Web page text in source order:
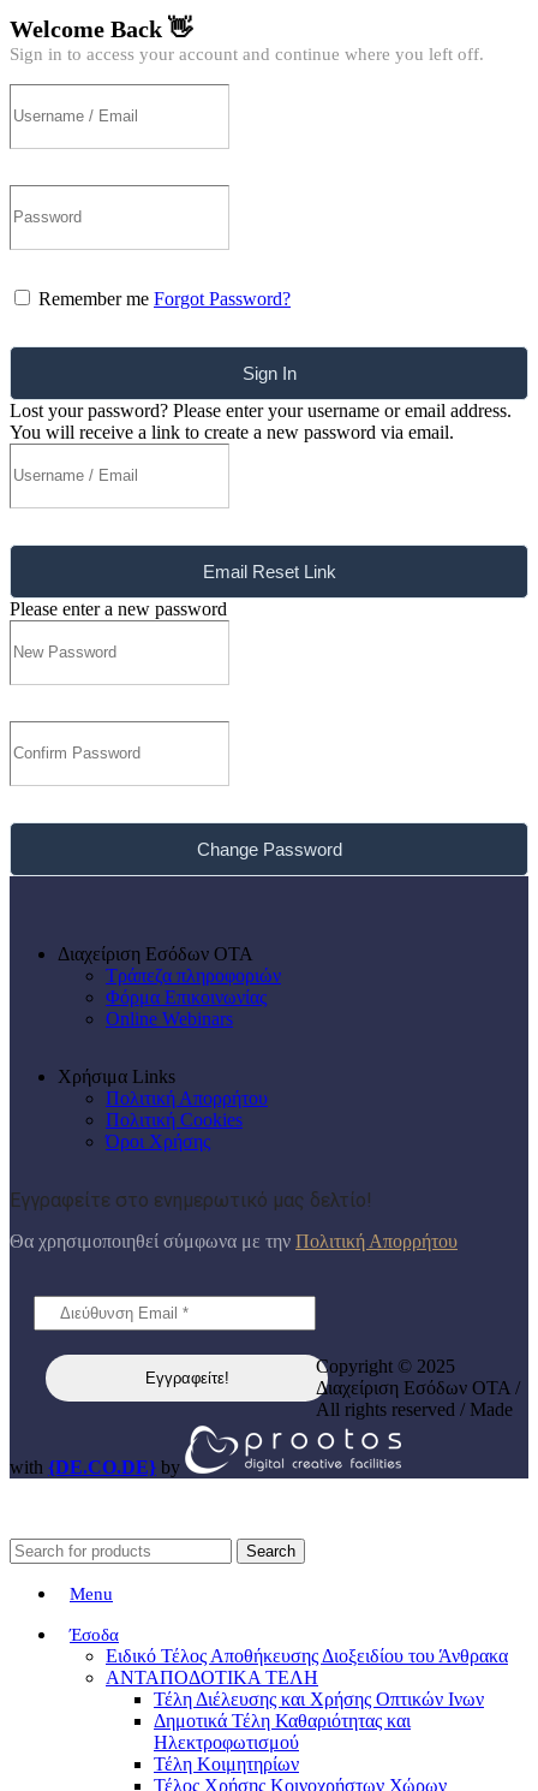
Welcome Back 👋
Sign in to access your account and continue where you left off.
Remember me Forgot Password?
Sign In
Lost your password? Please enter your username or email address.
You will receive a link to create a new password via email.
Email Reset Link
Please enter a new password
Change Password
Διαχείριση Εσόδων ΟΤΑ
Τράπεζα πληροφοριών
Φόρμα Επικοινωνίας
Online Webinars
Χρήσιμα Links
Πολιτική Απορρήτου
Πολιτική Cookies
Όροι Χρήσης
Εγγραφείτε στο ενημερωτικό μας δελτίο!
Θα χρησιμοποιηθεί σύμφωνα με την Πολιτική Απορρήτου
Copyright © 2025
Διαχείριση Εσόδων ΟΤΑ /
All rights reserved / Made
with {DE.CO.DE} by
Search
Menu
Έσοδα
Ειδικό Τέλος Αποθήκευσης Διοξειδίου του Άνθρακα
ΑΝΤΑΠΟΔΟΤΙΚΑ ΤΕΛΗ
Τέλη Διέλευσης και Χρήσης Οπτικών Ινων
Δημοτικά Τέλη Καθαριότητας και
Ηλεκτροφωτισμού
Τέλη Κοιμητηρίων
Τέλος Χρήσης Κοινοχρήστων Χώρων